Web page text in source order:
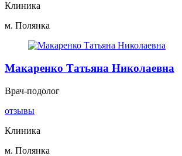
Клиника
м. Полянка
Макаренко Татьяна Николаевна
Врач-подолог
отзывы
Клиника
м. Полянка